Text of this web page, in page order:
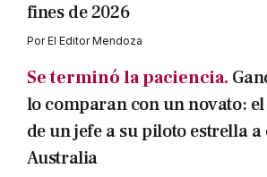
fines de 2026
PorEl Editor Mendoza
Se terminó la paciencia.
lo comparan con un novato:
de un jefe a su piloto estrella a
Australia